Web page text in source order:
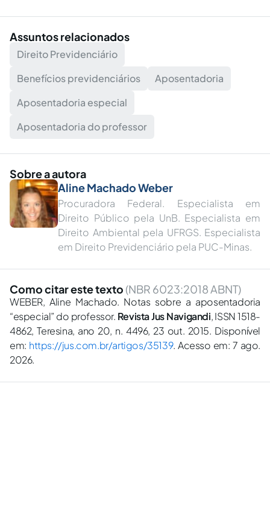
Assuntos relacionados
Direito Previdenciário
Benefícios previdenciários
Aposentadoria
Aposentadoria especial
Aposentadoria do professor
Sobre a autora
Aline Machado Weber
Procuradora Federal. Especialista em
Direito Público pela UnB. Especialista em
Direito Ambiental pela UFRGS. Especialista
em Direito Previdenciário pela PUC-Minas.
Como citar este texto (NBR 6023:2018 ABNT)
WEBER, Aline Machado. Notas sobre a aposentadoria
“especial” do professor. Revista Jus Navigandi, ISSN 1518-
4862, Teresina, ano 20, n. 4496, 23 out. 2015. Disponível
em: https://jus.com.br/artigos/35139. Acesso em: 7 ago.
2026.